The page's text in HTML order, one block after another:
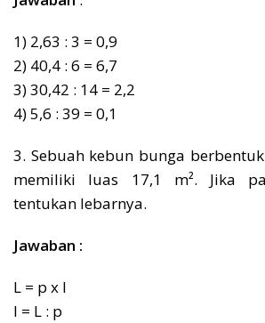
1) 2,63 : 3 = 0,9
2) 40,4 : 6 = 6,7
3) 30,42 : 14 = 2,2
4) 5,6 : 39 = 0,1
3. Sebuah kebun bunga
memiliki luas 17,1 m². Jika
tentukan lebarnya.
Jawaban :
L = p x l
l = L : p